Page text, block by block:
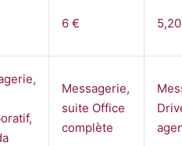
6 €
Messagerie,
suite Office
complète